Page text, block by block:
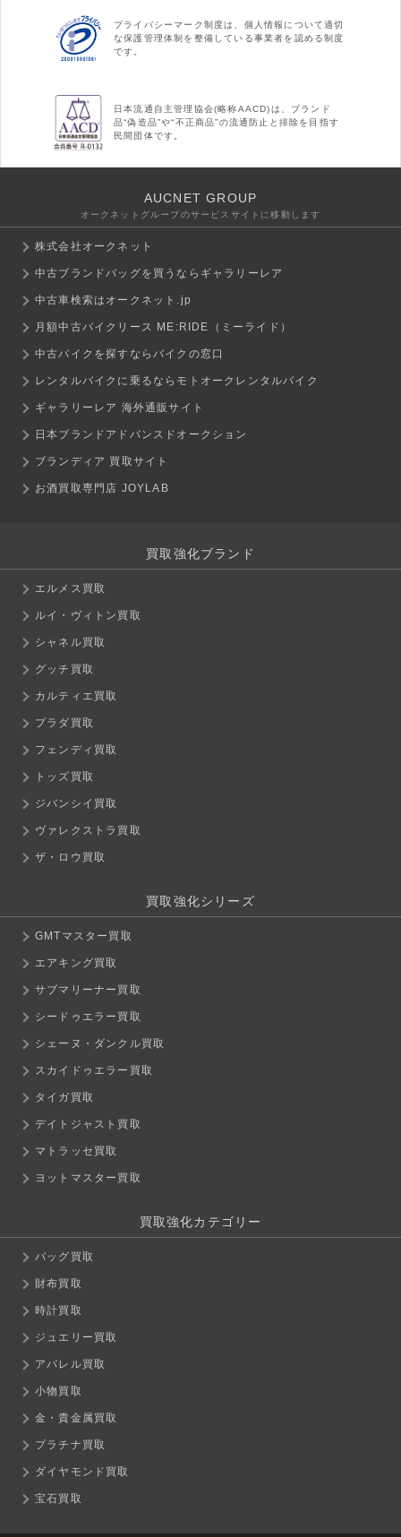
プライバシーマーク制度は、個人情報について適切
な保護管理体制を整備している事業者を認める制度
です。
日本流通自主管理協会(略称AACD)は、ブランド
品“偽造品”や“不正商品”の流通防止と排除を目指す
民間団体です。
AUCNET GROUP
オークネットグループのサービスサイトに移動します
株式会社オークネット
中古ブランドバッグを買うならギャラリーレア
中古車検索はオークネット.jp
月額中古バイクリース ME:RIDE（ミーライド）
中古バイクを探すならバイクの窓口
レンタルバイクに乗るならモトオークレンタルバイク
ギャラリーレア 海外通販サイト
日本ブランドアドバンスドオークション
ブランディア 買取サイト
お酒買取専門店 JOYLAB
買取強化ブランド
エルメス買取
ルイ・ヴィトン買取
シャネル買取
グッチ買取
カルティエ買取
プラダ買取
フェンディ買取
トッズ買取
ジバンシイ買取
ヴァレクストラ買取
ザ・ロウ買取
買取強化シリーズ
GMTマスター買取
エアキング買取
サブマリーナー買取
シードゥエラー買取
シェーヌ・ダンクル買取
スカイドゥエラー買取
タイガ買取
デイトジャスト買取
マトラッセ買取
ヨットマスター買取
買取強化カテゴリー
バッグ買取
財布買取
時計買取
ジュエリー買取
アパレル買取
小物買取
金・貴金属買取
プラチナ買取
ダイヤモンド買取
宝石買取